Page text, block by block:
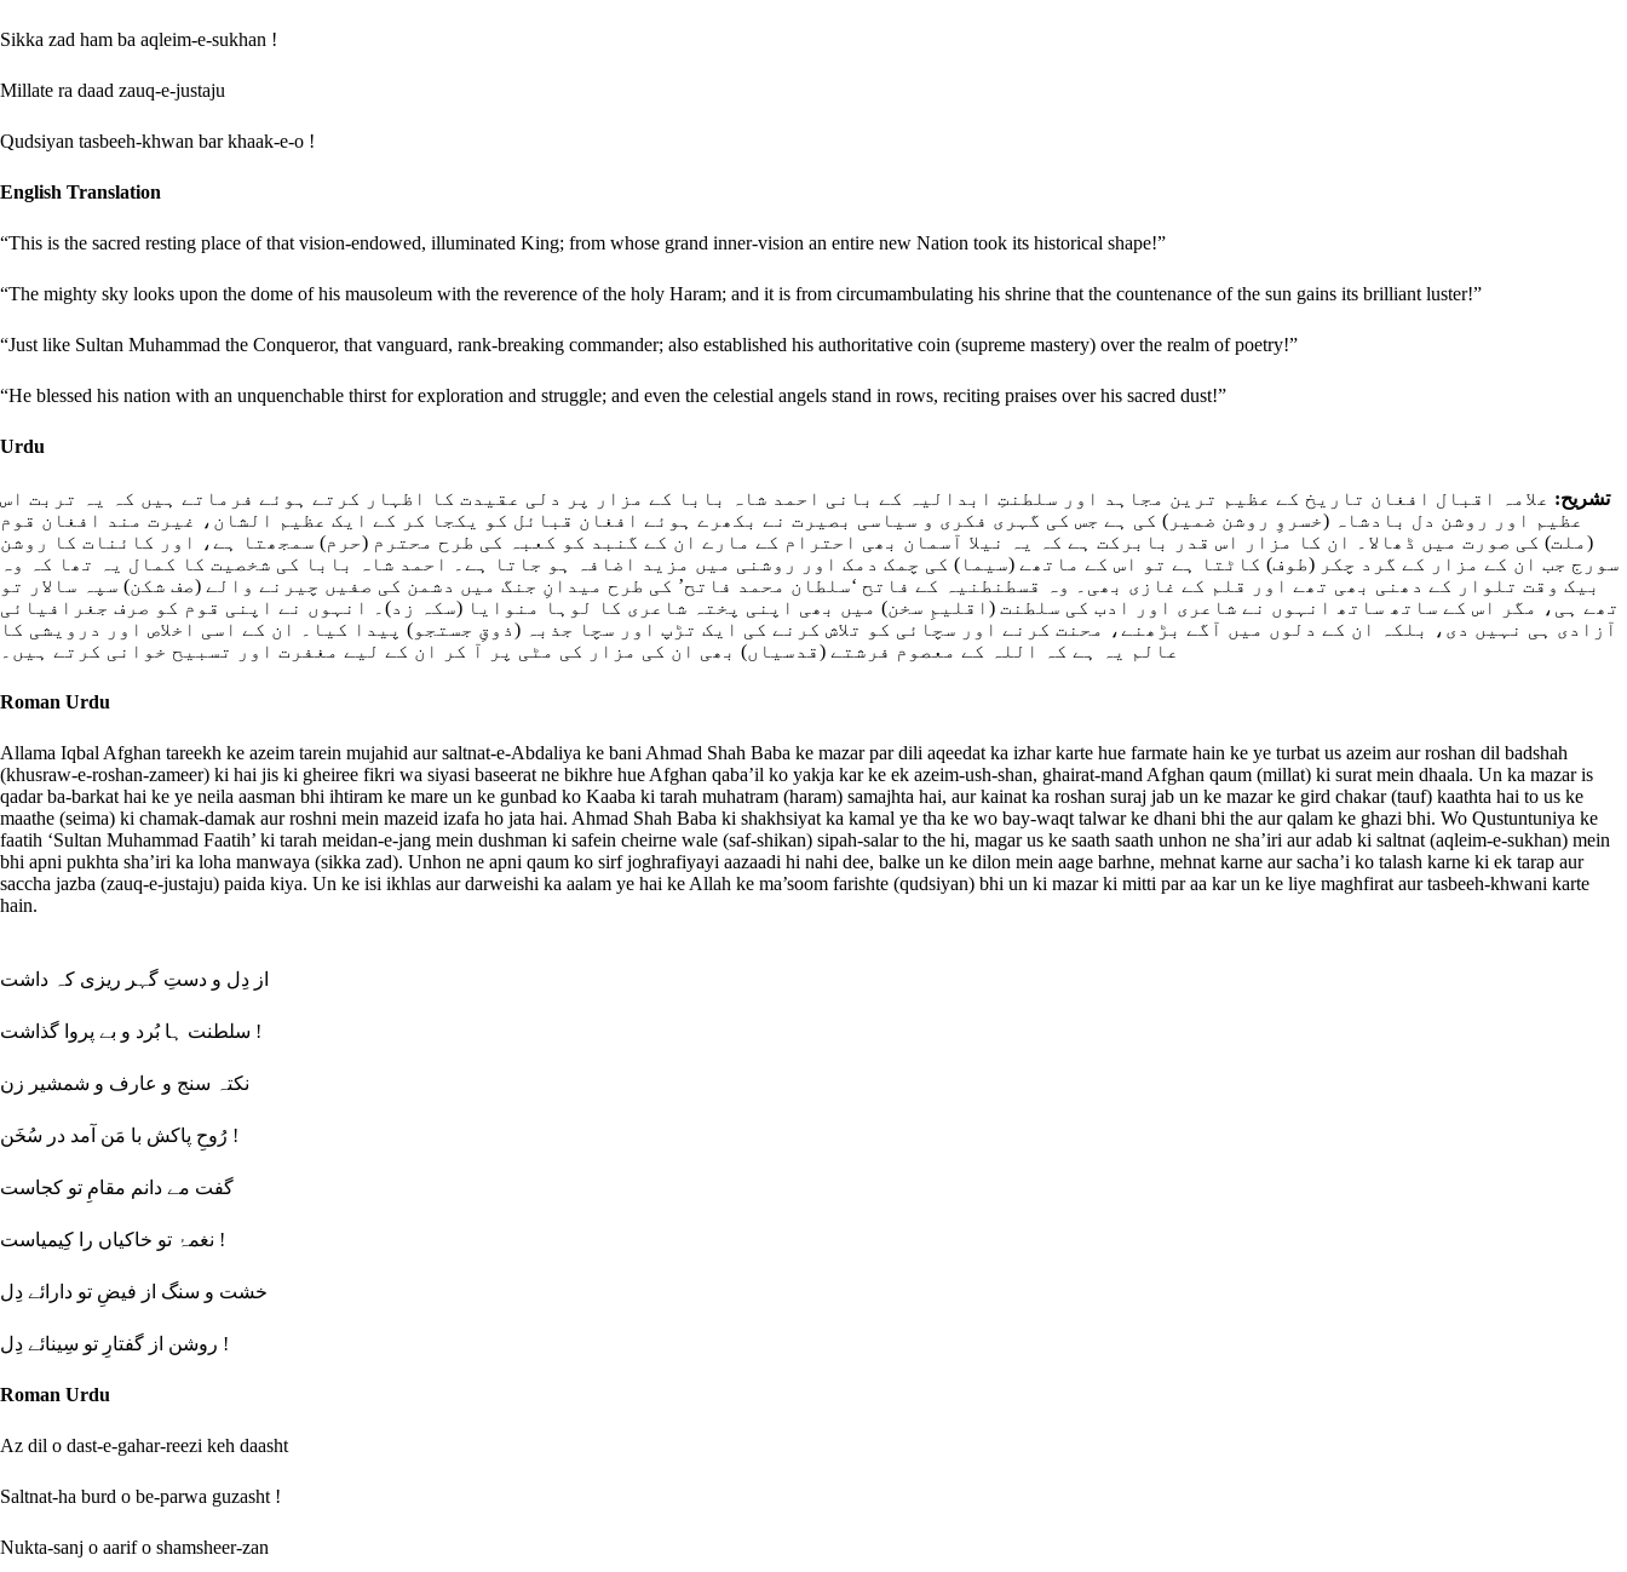
Sikka zad ham ba aqleim-e-sukhan !
Millate ra daad zauq-e-justaju
Qudsiyan tasbeeh-khwan bar khaak-e-o !
English Translation
“This is the sacred resting place of that vision-endowed, illuminated King; from whose grand inner-vision an entire new Nation took its historical shape!”
“The mighty sky looks upon the dome of his mausoleum with the reverence of the holy Haram; and it is from circumambulating his shrine that the countenance of the sun gains its brilliant luster!”
“Just like Sultan Muhammad the Conqueror, that vanguard, rank-breaking commander; also established his authoritative coin (supreme mastery) over the realm of poetry!”
“He blessed his nation with an unquenchable thirst for exploration and struggle; and even the celestial angels stand in rows, reciting praises over his sacred dust!”
Urdu
تشریح: علامہ اقبال افغان تاریخ کے عظیم ترین مجاہد اور سلطنتِ ابدالیہ کے بانی احمد شاہ بابا کے مزار پر دلی عقیدت کا اظہار کرتے ہوئے فرماتے ہیں کہ یہ تربت اس
عظیم اور روشن دل بادشاہ (خسروِ روشن ضمیر) کی ہے جس کی گہری فکری و سیاسی بصیرت نے بکھرے ہوئے افغان قبائل کو یکجا کر کے ایک عظیم الشان، غیرت مند افغان قوم
(ملت) کی صورت میں ڈھالا۔ ان کا مزار اس قدر بابرکت ہے کہ یہ نیلا آسمان بھی احترام کے مارے ان کے گنبد کو کعبہ کی طرح محترم (حرم) سمجھتا ہے، اور کائنات کا روشن
سورج جب ان کے مزار کے گرد چکر (طوف) کاٹتا ہے تو اس کے ماتھے (سیما) کی چمک دمک اور روشنی میں مزید اضافہ ہو جاتا ہے۔ احمد شاہ بابا کی شخصیت کا کمال یہ تھا کہ وہ
بیک وقت تلوار کے دھنی بھی تھے اور قلم کے غازی بھی۔ وہ قسطنطنیہ کے فاتح ‘سلطان محمد فاتح’ کی طرح میدانِ جنگ میں دشمن کی صفیں چیرنے والے (صف شکن) سپہ سالار تو
تھے ہی، مگر اس کے ساتھ ساتھ انہوں نے شاعری اور ادب کی سلطنت (اقلیمِ سخن) میں بھی اپنی پختہ شاعری کا لوہا منوایا (سکہ زد)۔ انہوں نے اپنی قوم کو صرف جغرافیائی
آزادی ہی نہیں دی، بلکہ ان کے دلوں میں آگے بڑھنے، محنت کرنے اور سچائی کو تلاش کرنے کی ایک تڑپ اور سچا جذبہ (ذوقِ جستجو) پیدا کیا۔ ان کے اسی اخلاص اور درویشی کا
عالم یہ ہے کہ اللہ کے معصوم فرشتے (قدسیاں) بھی ان کی مزار کی مٹی پر آ کر ان کے لیے مغفرت اور تسبیح خوانی کرتے ہیں۔
Roman Urdu
Allama Iqbal Afghan tareekh ke azeim tarein mujahid aur saltnat-e-Abdaliya ke bani Ahmad Shah Baba ke mazar par dili aqeedat ka izhar karte hue farmate hain ke ye turbat us azeim aur roshan dil badshah
(khusraw-e-roshan-zameer) ki hai jis ki gheiree fikri wa siyasi baseerat ne bikhre hue Afghan qaba’il ko yakja kar ke ek azeim-ush-shan, ghairat-mand Afghan qaum (millat) ki surat mein dhaala. Un ka mazar is
qadar ba-barkat hai ke ye neila aasman bhi ihtiram ke mare un ke gunbad ko Kaaba ki tarah muhatram (haram) samajhta hai, aur kainat ka roshan suraj jab un ke mazar ke gird chakar (tauf) kaathta hai to us ke
maathe (seima) ki chamak-damak aur roshni mein mazeid izafa ho jata hai. Ahmad Shah Baba ki shakhsiyat ka kamal ye tha ke wo bay-waqt talwar ke dhani bhi the aur qalam ke ghazi bhi. Wo Qustuntuniya ke
faatih ‘Sultan Muhammad Faatih’ ki tarah meidan-e-jang mein dushman ki safein cheirne wale (saf-shikan) sipah-salar to the hi, magar us ke saath saath unhon ne sha’iri aur adab ki saltnat (aqleim-e-sukhan) mein
bhi apni pukhta sha’iri ka loha manwaya (sikka zad). Unhon ne apni qaum ko sirf joghrafiyayi aazaadi hi nahi dee, balke un ke dilon mein aage barhne, mehnat karne aur sacha’i ko talash karne ki ek tarap aur
saccha jazba (zauq-e-justaju) paida kiya. Un ke isi ikhlas aur darweishi ka aalam ye hai ke Allah ke ma’soom farishte (qudsiyan) bhi un ki mazar ki mitti par aa kar un ke liye maghfirat aur tasbeeh-khwani karte
hain.
سلطنت ہا بُرد و بے پروا گذاشت !
رُوحِ پاکش با مَن آمد در سُخَن !
نغمۂ تو خاکیاں را کِیمیاست !
روشن از گفتارِ تو سِینائے دِل !
Roman Urdu
Az dil o dast-e-gahar-reezi keh daasht
Saltnat-ha burd o be-parwa guzasht !
Nukta-sanj o aarif o shamsheer-zan